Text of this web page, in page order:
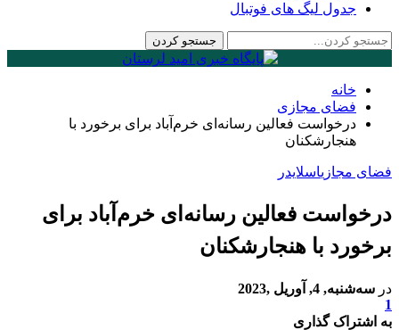
جدول لیگ های فوتبال
خانه
فضای مجازی
درخواست فعالین رسانه‌ای خرم‌آباد برای برخورد با
هنجارشکنان
فضای مجازیاسلایدر
درخواست فعالین رسانه‌ای خرم‌آباد برای
برخورد با هنجارشکنان
در سه‌شنبه, 4, آوریل ,2023
1
به اشتراک گذاری